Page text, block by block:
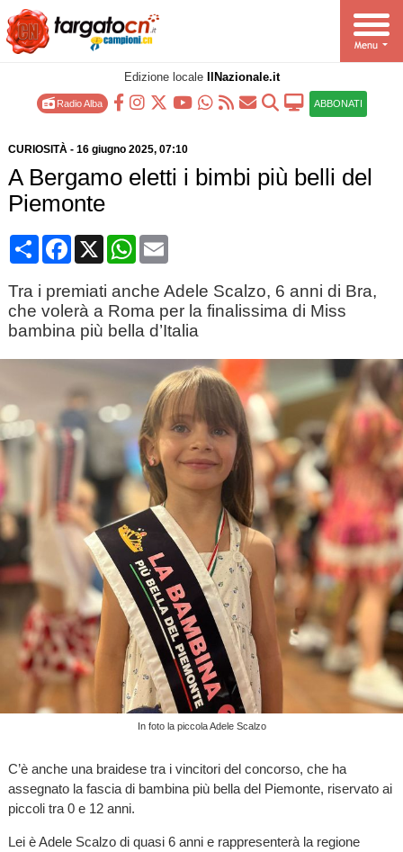
Edizione locale IlNazionale.it
Radio Alba ABBONATI
CURIOSITÀ- 16 giugno 2025, 07:10
A Bergamo eletti i bimbi più belli del
Piemonte
CondividiFacebook
X WhatsApp
Email
Tra i premiati anche Adele Scalzo, 6 anni di Bra,
che volerà a Roma per la finalissima di Miss
bambina più bella d’Italia
In foto la piccola Adele Scalzo
C’è anche una braidese tra i vincitori del concorso, che ha
assegnato la fascia di bambina più bella del Piemonte, riservato ai
piccoli tra 0 e 12 anni.
Lei è Adele Scalzo di quasi 6 anni e rappresenterà la regione